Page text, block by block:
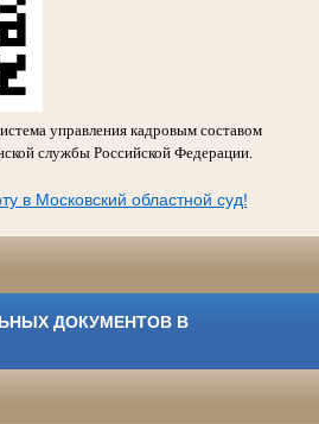
управления кадровым составом
службы Российской Федерации.
в Московский областной суд!
ДОКУМЕНТОВ В